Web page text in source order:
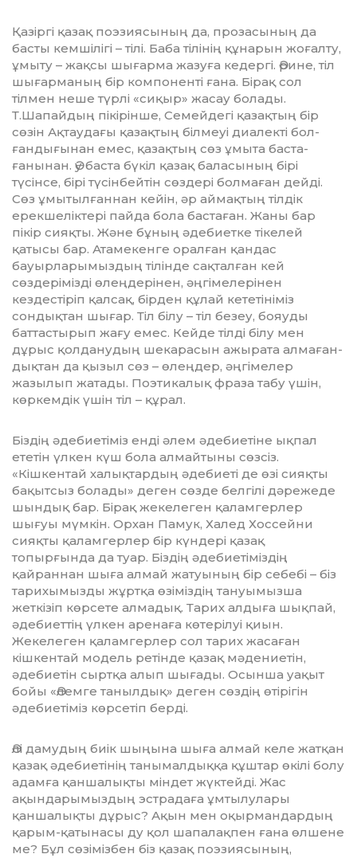
Қазіргі қазақ поэзиясының да, прозасы­ның да
басты кемшілігі – тілі. Баба тілінің құнарын жоғалту,
ұмыту – жақсы шығарма жазуға кедергі. Әрине, тіл
шығарманың бір компоненті ғана. Бірақ сол
тілмен неше түрлі «сиқыр» жасау болады.
Т.Шапайдың пікірінше, Семейдегі қазақтың бір
сөзін Ақтаудағы қазақтың білмеуі диалекті бол­
ғандығынан емес, қазақтың сөз ұмыта бас­та­
ғанынан. Әу баста бүкіл қазақ баласының бірі
түсінсе, бірі түсінбейтін сөздері бол­маған дейді.
Сөз ұмытылғаннан кейін, әр аймақтың тілдік
ерекшеліктері пайда бола бастаған. Жаны бар
пікір сияқты. Және бұның әдебиетке тікелей
қатысы бар. Атамекенге оралған қандас
бауырларымыздың тілінде сақталған кей
сөздерімізді өлең­де­рінен, әңгімелерінен
кездестіріп қалсақ, бірден құлай кететініміз
сондықтан шығар. Тіл білу – тіл безеу, бояуды
баттастырып жағу емес. Кейде тілді білу мен
дұрыс қол­дану­дың шекарасын ажырата алмаған­
дық­тан да қызыл сөз – өлеңдер, әңгімелер
жазылып жатады. Поэтикалық фраза табу үшін,
көркемдік үшін тіл – құрал.
Біздің әдебиетіміз енді әлем әдебиетіне ықпал
ететін үлкен күш бола алмайтыны сөзсіз.
«Кішкентай халықтардың әдебиеті де өзі сияқты
бақытсыз болады» деген сөзде белгілі дәрежеде
шындық бар. Бірақ жекелеген қаламгерлер
шығуы мүмкін. Орхан Памук, Халед Хоссейни
сияқты қаламгерлер бір күндері қазақ
топырғында да туар. Біздің әдебиетіміздің
қайраннан шыға алмай жатуының бір себебі – біз
тарихымызды жұртқа өзіміздің тануымызша
жеткізіп көрсете алмадық. Тарих алдыға шықпай,
әдебиеттің үлкен аренаға көтерілуі қиын.
Жекелеген қалам­герлер сол тарих жасаған
кішкентай модель ретінде қазақ мәдениетін,
әдебиетін сыртқа алып шығады. Осынша уақыт
бойы «Әлемге танылдық» деген сөздің өтірігін
әдебиетіміз көрсетіп берді.
Әлі дамудың биік шыңына шыға алмай келе жатқан
қазақ әдебиетінің танымал­дық­қа құштар өкілі болу
адамға қаншалық­ты міндет жүктейді. Жас
ақындарымыздың эстрадаға ұмтылулары
қаншалықты дұрыс? Ақын мен оқырмандардың
қарым-қатынасы ду қол шапалақпен ғана өлшене
ме? Бұл сөзімізбен біз қазақ поэзиясының,